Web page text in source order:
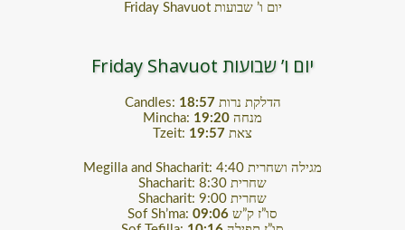
Friday Shavuot יום ו’ שבועות
Friday Shavuot יום ו’ שבועות
Candles: 18:57 הדלקת נרות
Mincha: 19:20 מנחה
Tzeit: 19:57 צאת
Megilla and Shacharit: 4:40 מגילה ושחרית
Shacharit: 8:30 שחרית
Shacharit: 9:00 שחרית
Sof Sh’ma: 09:06 סו”ז ק”ש